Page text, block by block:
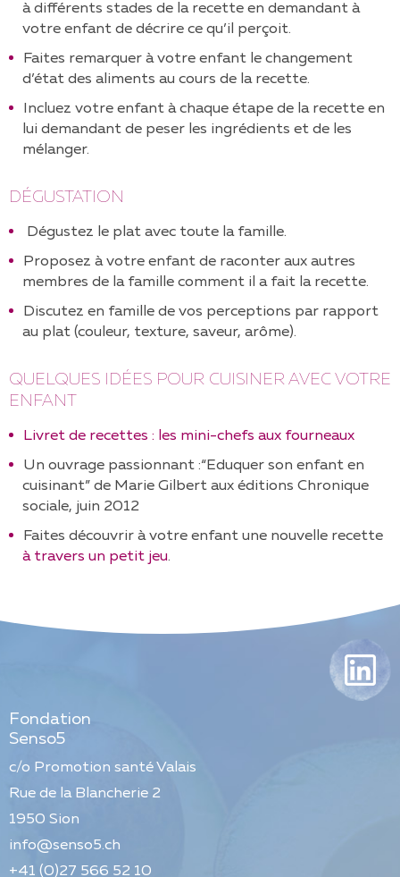
à différents stades de la recette en demandant à
votre enfant de décrire ce qu’il perçoit.
Faites remarquer à votre enfant le changement
d’état des aliments au cours de la recette.
Incluez votre enfant à chaque étape de la recette en
lui demandant de peser les ingrédients et de les
mélanger.
DÉGUSTATION
Dégustez le plat avec toute la famille.
Proposez à votre enfant de raconter aux autres
membres de la famille comment il a fait la recette.
Discutez en famille de vos perceptions par rapport
au plat (couleur, texture, saveur, arôme).
QUELQUES IDÉES POUR CUISINER AVEC VOTRE
ENFANT
Livret de recettes : les mini-chefs aux fourneaux
Un ouvrage passionnant :“Eduquer son enfant en
cuisinant” de Marie Gilbert aux éditions Chronique
sociale, juin 2012
Faites découvrir à votre enfant une nouvelle recette
à travers un petit jeu.
Fondation
Senso5
c/o Promotion santé Valais
Rue de la Blancherie 2
1950 Sion
info@senso5.ch
+41 (0)27 566 52 10